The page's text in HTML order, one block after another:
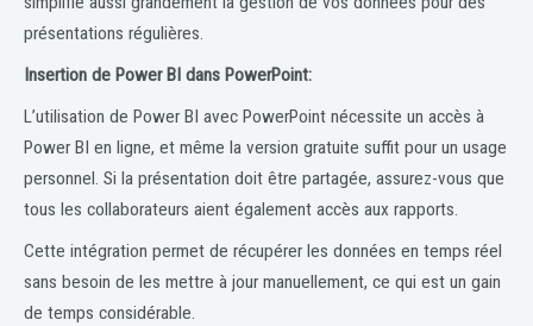
présentations régulières.
Insertion de Power BI dans PowerPoint:
L’utilisation de Power BI avec PowerPoint nécessite un accès à
Power BI en ligne, et même la version gratuite suffit pour un usage
personnel. Si la présentation doit être partagée, assurez-vous que
tous les collaborateurs aient également accès aux rapports.
Cette intégration permet de récupérer les données en temps réel
sans besoin de les mettre à jour manuellement, ce qui est un gain
de temps considérable.